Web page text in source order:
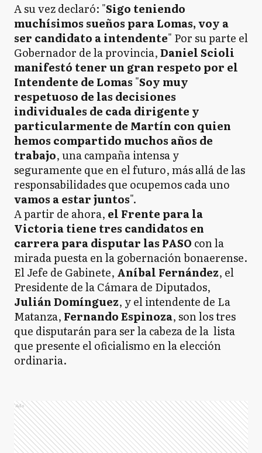
A su vez declaró: "Sigo teniendo
muchísimos sueños para Lomas, voy a
ser candidato a intendente" Por su parte el
Gobernador de la provincia,Daniel Scioli
manifestó tener un gran respeto por el
Intendente de Lomas "Soy muy
respetuoso de las decisiones
individuales de cada dirigente y
particularmente de Martín con quien
hemos compartido muchos años de
trabajo, una campaña intensa y
seguramente que en el futuro, más allá de las
responsabilidades que ocupemos cada uno
vamos a estar juntos".
A partir de ahora, el Frente para la
Victoria tiene tres candidatos en
carrera para disputar las PASO con la
mirada puesta en la gobernación bonaerense.
El Jefe de Gabinete, Aníbal Fernández, el
Presidente de la Cámara de Diputados,
Julián Domínguez, y el intendente de La
Matanza, Fernando Espinoza, son los tres
que disputarán para ser la cabeza de la lista
que presente el oficialismo en la elección
ordinaria.
Ads